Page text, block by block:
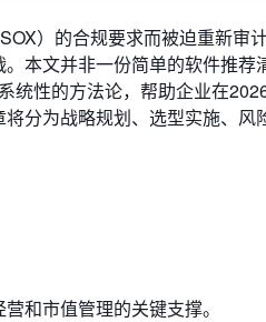
）的合规要求而被迫重新审计
本文并非一份简单的软件推荐
统性的方法论，帮助企业在
分为战略规划、选型实施、风
和市值管理的关键支撑。